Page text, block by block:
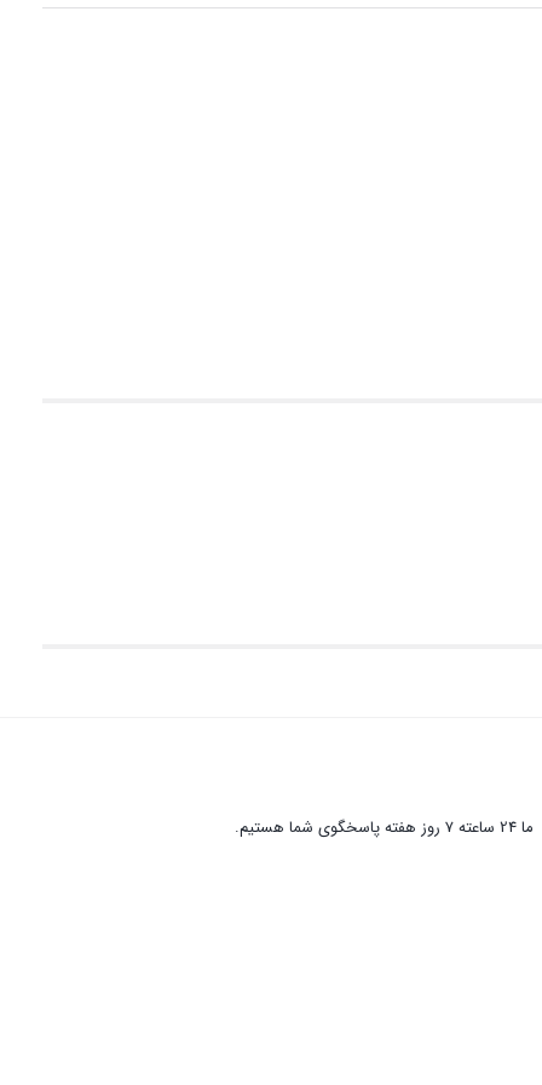
ما 24 ساعته 7 روز هفته پاسخگوی شما هستیم.